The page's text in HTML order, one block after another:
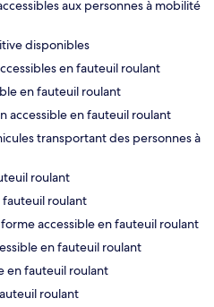
aux personnes à mobilité
disponibles
en fauteuil roulant
en fauteuil roulant
accessible en fauteuil roulant
transportant des personnes à
roulant
fauteuil roulant
accessible en fauteuil roulant
en fauteuil roulant
en fauteuil roulant
roulant